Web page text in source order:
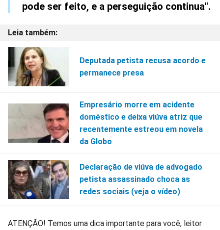
pode ser feito, e a perseguição continua".
Deputada petista recusa acordo e
permanece presa
Empresário morre em acidente
doméstico e deixa viúva atriz que
recentemente estreou em novela
da Globo
Declaração de viúva de advogado
petista assassinado choca as
redes sociais (veja o vídeo)
ATENÇÃO! Temos uma dica importante para você, leitor